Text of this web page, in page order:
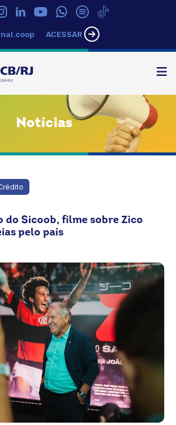
ACESSAR
RJ
Notícias
do Sicoob, filme sobre Zico
pelo país